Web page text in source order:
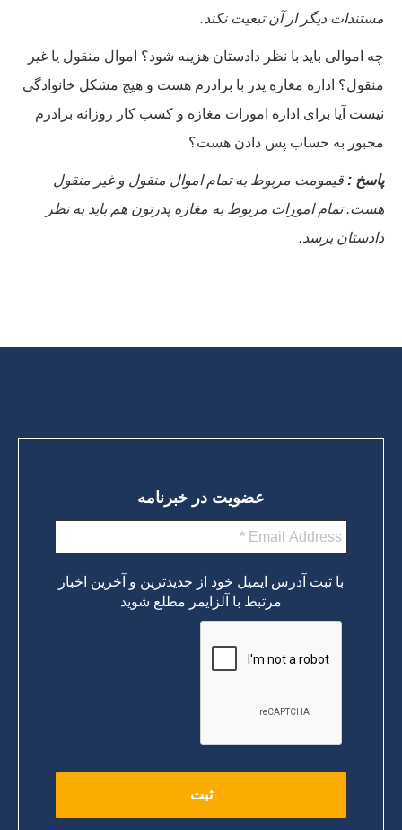
مستندات ديگر از آن تبعيت نكند.
چه اموالی باید با نظر دادستان هزینه شود؟ اموال منقول یا غیر
منقول؟ اداره مغازه پدر با برادرم هست و هیچ مشکل خانوادگی
نیست آیا برای اداره امورات مغازه و کسب کار روزانه برادرم
مجبور به حساب پس دادن هست؟
پاسخ : قیمومت مربوط به تمام اموال منقول و غیر منقول
هست. تمام امورات مربوط به مغازه پدرتون هم باید به نظر
دادستان برسد.
عضویت در خبرنامه
با ثبت آدرس ایمیل خود از جدیدترین و آخرین اخبار
مرتبط با آلزایمر مطلع شوید